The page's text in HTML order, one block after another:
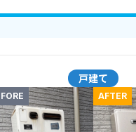
戸建て
AFTER